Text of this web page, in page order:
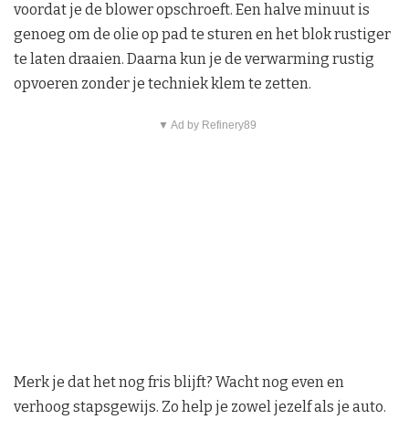
voordat je de blower opschroeft. Een halve minuut is
genoeg om de olie op pad te sturen en het blok rustiger
te laten draaien. Daarna kun je de verwarming rustig
opvoeren zonder je techniek klem te zetten.
▼ Ad by Refinery89
Merk je dat het nog fris blijft? Wacht nog even en
verhoog stapsgewijs. Zo help je zowel jezelf als je auto.